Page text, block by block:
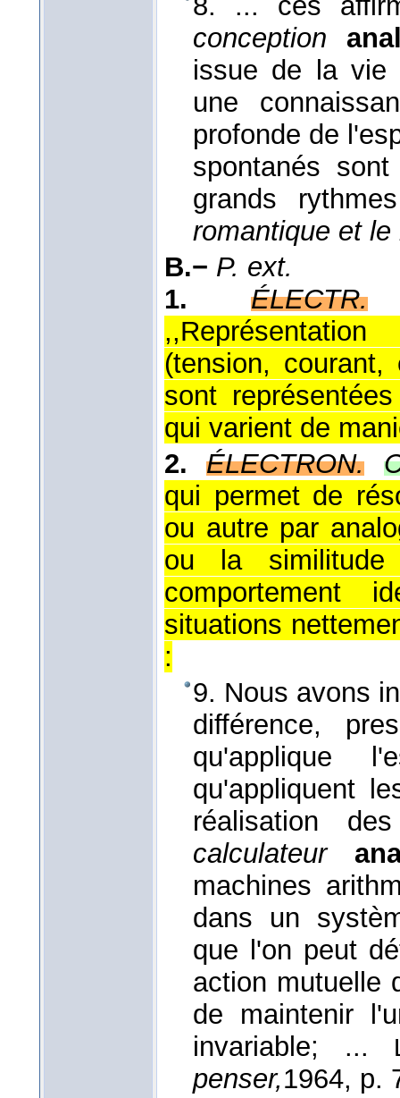
conception
issue de la vie
une
profonde de
spontanés
grands
romantique et le
B.− P. ext.
1.
ÉLECTR.
(tension,
sont
qui varient de
2.
ÉLECTRON.
qui permet de
ou autre par
ou la
comportement
situations
:
9. Nous avons
différence,
qu'applique
qu'appliquent
réalisation
calculateur
machines
dans un
que l'on peut
action mutuelle
de maintenir
invariable; ...
penser,1964, p.